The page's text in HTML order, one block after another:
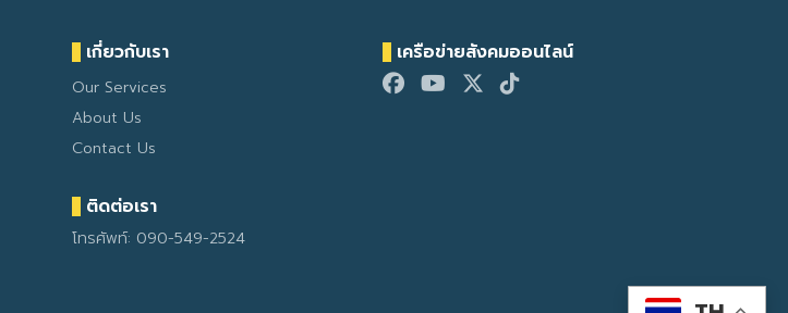
เกี่ยวกับเรา
Our Services
About Us
Contact Us
ติดต่อเรา
โทรศัพท์: 090-549-2524
เครือข่ายสังคมออนไลน์